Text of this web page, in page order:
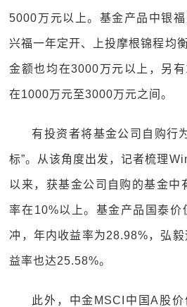
5000万元以上。基金产品中银
兴福一年定开、上投摩根锦程均
金额也均在3000万元以上，另
在1000万元至3000万元之间。
有投资者将基金公司自购行
标”。从该角度出发，记者梳理
以来，获基金公司自购的基金中
率在10%以上。基金产品国泰价
冲，年内收益率为28.98%，弘
益率也达25.58%。
此外，中金MSCI中国A股